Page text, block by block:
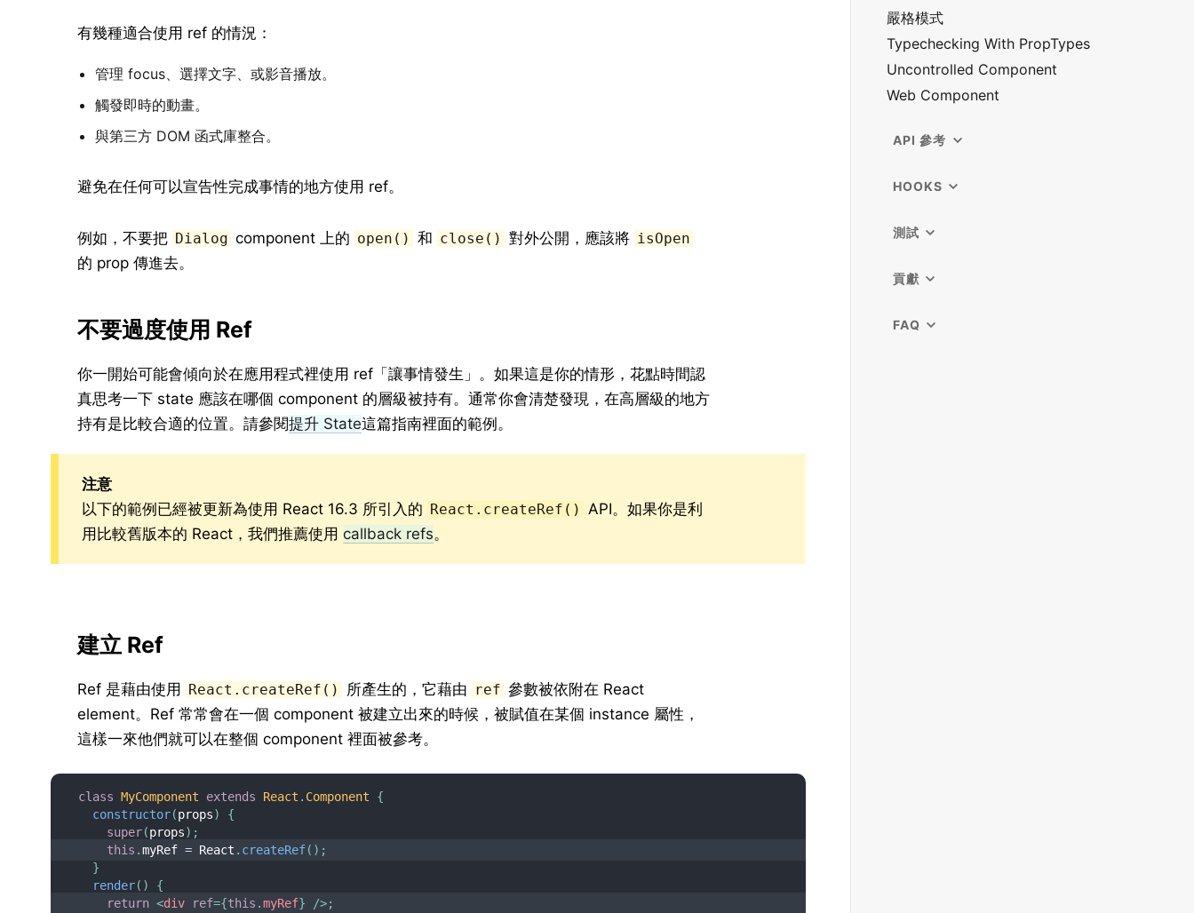
有幾種適合使用 ref 的情況：
管理 focus、選擇文字、或影音播放。
觸發即時的動畫。
與第三方 DOM 函式庫整合。
避免在任何可以宣告性完成事情的地方使用 ref。
例如，不要把 Dialog component 上的 open() 和 close() 對外公開，應該將 isOpen
的 prop 傳進去。
不要過度使用 Ref
你一開始可能會傾向於在應用程式裡使用 ref「讓事情發生」。如果這是你的情形，花點時間認
真思考一下 state 應該在哪個 component 的層級被持有。通常你會清楚發現，在高層級的地方
持有是比較合適的位置。請參閱提升 State這篇指南裡面的範例。
注意
以下的範例已經被更新為使用 React 16.3 所引入的 React.createRef() API。如果你是利
用比較舊版本的 React，我們推薦使用 callback refs。
建立 Ref
Ref 是藉由使用 React.createRef() 所產生的，它藉由 ref 參數被依附在 React
element。Ref 常常會在一個 component 被建立出來的時候，被賦值在某個 instance 屬性，
這樣一來他們就可以在整個 component 裡面被參考。
class MyComponent extends React . Component
{
constructor(props)
{
super(props) ;
this .myRef = React . createRef( ) ;
}
render( )
{
return <div ref={this .myRef} />;
嚴格模式
Typechecking With PropTypes
Uncontrolled Component
Web Component
API 參考
HOOKS
測試
貢獻
FAQ